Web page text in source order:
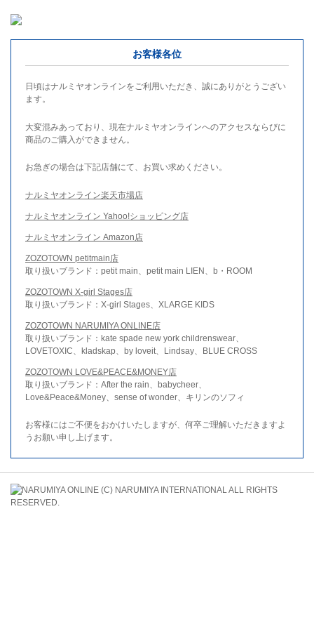
お客様各位
日頃はナルミヤオンラインをご利用いただき、誠にありがとうござい
ます。
大変混みあっており、現在ナルミヤオンラインへのアクセスならびに
商品のご購入ができません。
お急ぎの場合は下記店舗にて、お買い求めください。
ナルミヤオンライン楽天市場店
ナルミヤオンライン Yahoo!ショッピング店
ナルミヤオンライン Amazon店
ZOZOTOWN petitmain店
取り扱いブランド：petit main、petit main LIEN、b・ROOM
ZOZOTOWN X-girl Stages店
取り扱いブランド：X-girl Stages、XLARGE KIDS
ZOZOTOWN NARUMIYA ONLINE店
取り扱いブランド：kate spade new york childrenswear、
LOVETOXIC、kladskap、by loveit、Lindsay、BLUE CROSS
ZOZOTOWN LOVE&PEACE&MONEY店
取り扱いブランド：After the rain、babycheer、
Love&Peace&Money、sense of wonder、キリンのソフィ
お客様にはご不便をおかけいたしますが、何卒ご理解いただきますよ
うお願い申し上げます。